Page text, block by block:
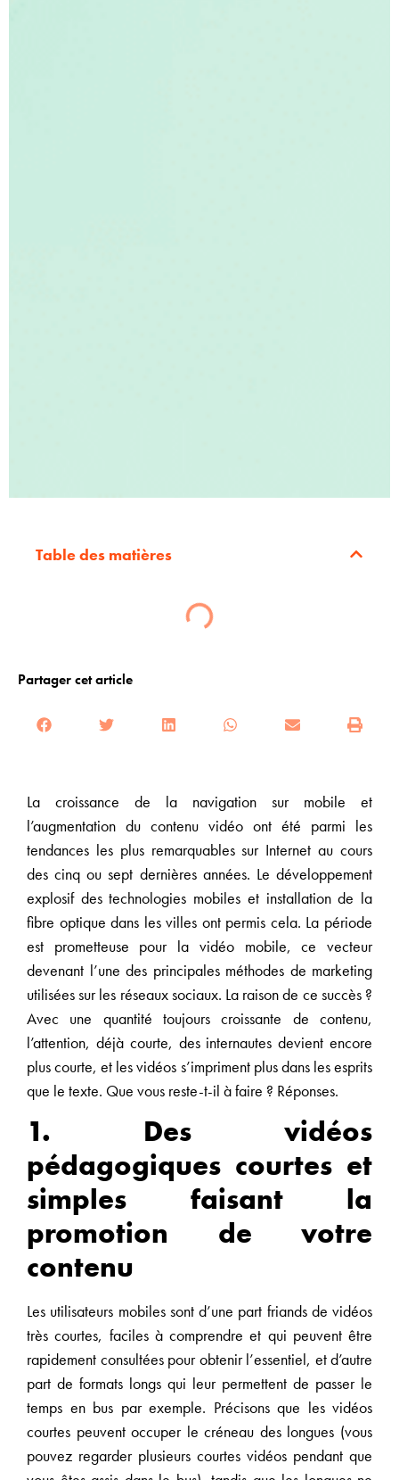
Table des matières
Partager cet article
La croissance de la navigation sur mobile et
l’augmentation du contenu vidéo ont été parmi les
tendances les plus remarquables sur Internet au cours
des cinq ou sept dernières années. Le développement
explosif des technologies mobiles et installation de la
fibre optique dans les villes ont permis cela. La période
est prometteuse pour la vidéo mobile, ce vecteur
devenant l’une des principales méthodes de marketing
utilisées sur les réseaux sociaux. La raison de ce succès ?
Avec une quantité toujours croissante de contenu,
l’attention, déjà courte, des internautes devient encore
plus courte, et les vidéos s’impriment plus dans les esprits
que le texte. Que vous reste-t-il à faire ? Réponses.
1. Des vidéos
pédagogiques courtes et
simples faisant la
promotion de votre
contenu
Les utilisateurs mobiles sont d’une part friands de vidéos
très courtes, faciles à comprendre et qui peuvent être
rapidement consultées pour obtenir l’essentiel, et d’autre
part de formats longs qui leur permettent de passer le
temps en bus par exemple. Précisons que les vidéos
courtes peuvent occuper le créneau des longues (vous
pouvez regarder plusieurs courtes vidéos pendant que